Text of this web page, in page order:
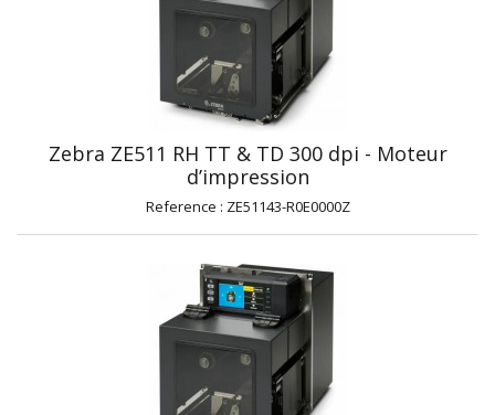
Zebra ZE511 RH TT & TD 300 dpi - Moteur
d’impression
Reference : ZE51143-R0E0000Z